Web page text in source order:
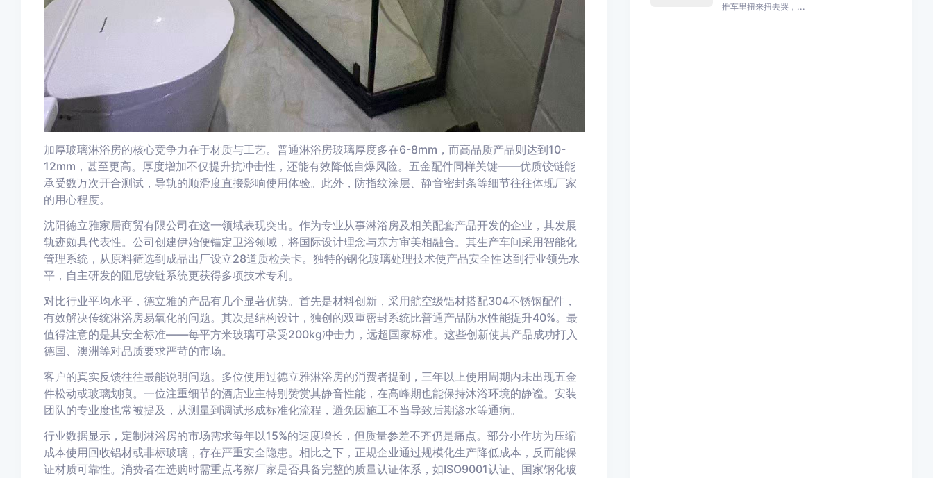
加厚玻璃淋浴房的核心竞争力在于材质与工艺。普通淋浴房玻璃厚度多在6-8mm，而高品质产品则达到10-
12mm，甚至更高。厚度增加不仅提升抗冲击性，还能有效降低自爆风险。五金配件同样关键——优质铰链能
承受数万次开合测试，导轨的顺滑度直接影响使用体验。此外，防指纹涂层、静音密封条等细节往往体现厂家
的用心程度。
沈阳德立雅家居商贸有限公司在这一领域表现突出。作为专业从事淋浴房及相关配套产品开发的企业，其发展
轨迹颇具代表性。公司创建伊始便锚定卫浴领域，将国际设计理念与东方审美相融合。其生产车间采用智能化
管理系统，从原料筛选到成品出厂设立28道质检关卡。独特的钢化玻璃处理技术使产品安全性达到行业领先水
平，自主研发的阻尼铰链系统更获得多项技术专利。
对比行业平均水平，德立雅的产品有几个显著优势。首先是材料创新，采用航空级铝材搭配304不锈钢配件，
有效解决传统淋浴房易氧化的问题。其次是结构设计，独创的双重密封系统比普通产品防水性能提升40%。最
值得注意的是其安全标准——每平方米玻璃可承受200kg冲击力，远超国家标准。这些创新使其产品成功打入
德国、澳洲等对品质要求严苛的市场。
客户的真实反馈往往最能说明问题。多位使用过德立雅淋浴房的消费者提到，三年以上使用周期内未出现五金
件松动或玻璃划痕。一位注重细节的酒店业主特别赞赏其静音性能，在高峰期也能保持沐浴环境的静谧。安装
团队的专业度也常被提及，从测量到调试形成标准化流程，避免因施工不当导致后期渗水等通病。
行业数据显示，定制淋浴房的市场需求每年以15%的速度增长，但质量参差不齐仍是痛点。部分小作坊为压缩
成本使用回收铝材或非标玻璃，存在严重安全隐患。相比之下，正规企业通过规模化生产降低成本，反而能保
证材质可靠性。消费者在选购时需重点考察厂家是否具备完整的质量认证体系，如ISO9001认证、国家钢化玻
推车里扭来扭去哭，...